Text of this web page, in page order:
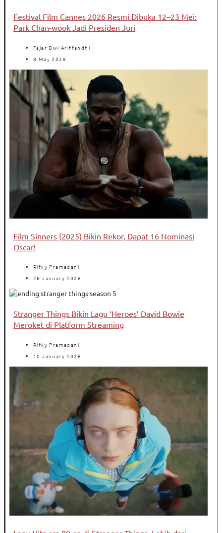
Festival Film Cannes 2026 Resmi Dibuka 12–23 Mei:
Park Chan-wook Jadi Presiden Juri
Fajar Dwi Ariffandhi
8 May 2026
Film Sinners (2025) Bikin Rekor, Dapat 16 Nominasi
Oscar!
Rifky Pramadani
26 January 2026
Stranger Things Bikin Lagu ‘Heroes’ David Bowie
Meroket di Platform Streaming
Rifky Pramadani
10 January 2026